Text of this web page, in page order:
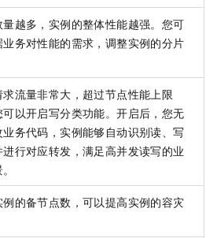
量越多，实例的整体性能越强。您可
业务对性能的需求，调整实例的分片
求流量非常大，超过节点性能上限
可以开启写分类功能。开启后，您无
业务代码，实例能够自动识别读、写
行对应转发，满足高并发读写的业
例的备节点数，可以提高实例的容灾